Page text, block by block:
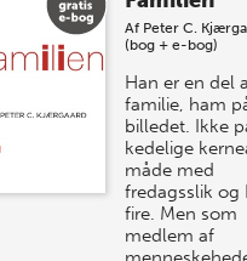
Af Peter C.
(bog + e-bog)
Han er en del
familie, ham
billedet. Ikke
kedelige
måde med
fredagsslik og
fire. Men som
medlem af